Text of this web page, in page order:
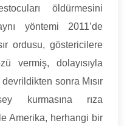
öldürmesini
yöntemi 2011’de
ordusu, göstericilere
vermiş, dolayısıyla
sonra Mısır
kurmasına rıza
Amerika, herhangi bir